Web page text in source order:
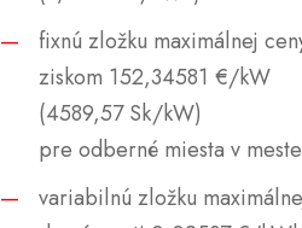
fixnú zložku maximálnej
ziskom 152,34581 €/kW
(4589,57 Sk/kW)
pre odberné miesta v
variabilnú zložku